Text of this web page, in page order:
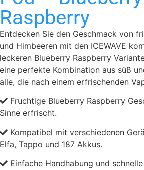
Raspberry
Entdecken Sie den Geschmack von
und Himbeeren mit den ICEWAVE
leckeren Blueberry Raspberry
eine perfekte Kombination aus süß
alle, die nach einem erfrischenden
Fruchtige Blueberry Raspberry
Sinne erfrischt.
Kompatibel mit verschiedenen
Elfa, Tappo und 187 Akkus.
Einfache Handhabung und